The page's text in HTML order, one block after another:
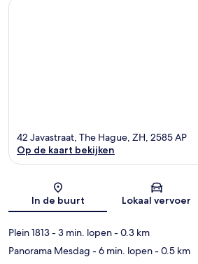
Kaart
42 Javastraat, The Hague, ZH, 2585 AP
Op de kaart bekijken
In de buurt Lokaal vervoer
Plein 1813- 3 min. lopen- 0.3 km
Panorama Mesdag - 6 min. lopen- 0.5 km